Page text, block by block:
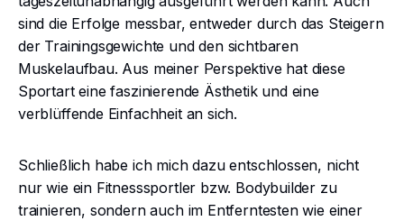
sind die Erfolge messbar, entweder durch das Steigern
der Trainingsgewichte und den sichtbaren
Muskelaufbau. Aus meiner Perspektive hat diese
Sportart eine faszinierende Ästhetik und eine
verblüffende Einfachheit an sich.
Schließlich habe ich mich dazu entschlossen, nicht
nur wie ein Fitnesssportler bzw. Bodybuilder zu
trainieren, sondern auch im Entferntesten wie einer